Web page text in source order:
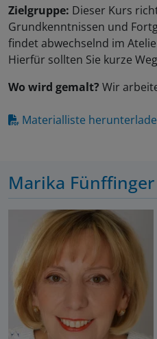
Zielgruppe: Dieser Kurs
Grundkenntnissen und
findet abwechselnd im
Hierfür sollten Sie kurze
Wo wird gemalt? Wir
Materialliste
Marika Fünffinger